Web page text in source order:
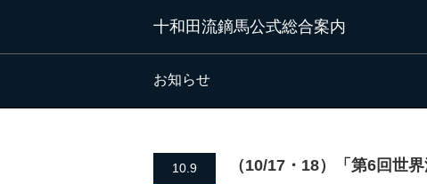
十和田流鏑馬公式総合案内
お知らせ
10.9 （10/17・18）「第6回世